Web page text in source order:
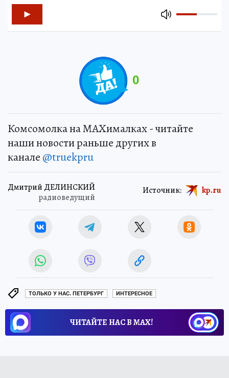
0
Комсомолка на MAXималках - читайте
наши новости раньше других в
канале @truekpru
Дмитрий ДЕЛИНСКИЙ
радиоведущий
Источник: kp.ru
ТОЛЬКО У НАС. ПЕТЕРБУРГ ИНТЕРЕСНОЕ
ЧИТАЙТЕ НАС В МАХ!